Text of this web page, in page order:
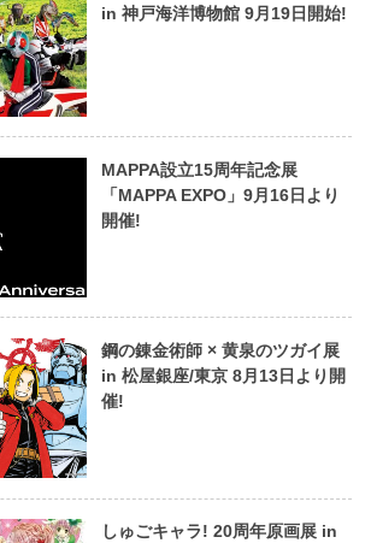
in 神戸海洋博物館 9月19日開始!
MAPPA設立15周年記念展
「MAPPA EXPO」9月16日より
開催!
鋼の錬金術師 × 黄泉のツガイ展
in 松屋銀座/東京 8月13日より開
催!
しゅごキャラ! 20周年原画展 in